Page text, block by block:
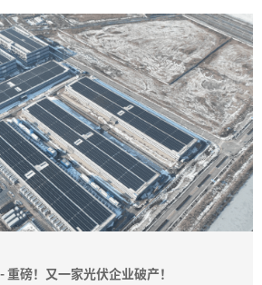
磅！又一家光伏企业破产！